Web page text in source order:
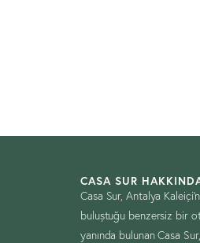
CASA SUR
Casa Sur, Antalya
buluştuğu benzersiz bir
yanında bulunan Casa